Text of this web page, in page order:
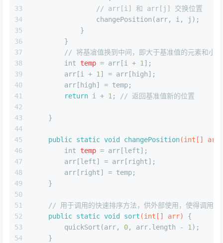
33
34
35
36
37
38
39
40
41
42
43
44
45
46
47
48
49
50
51
52
53
54
// arr[i] 和 arr[j] 交换位置
                changePosition(arr, i, j);
            }
        }
// 将基凔值换到中间，即大于基准值的元素和小
int
temp = arr[i + 1 ];
        arr[i +
1 ] = arr[high];
        arr[high] = temp;
return i + 1 ; // 返回基准值新的位置
    }
public static void changePosition(int []
int
temp = arr[left];
        arr[left] = arr[right];
        arr[right] = temp;
    }
// 用于调用的快速排序方法，供外部使用，使得调用者
public static void sort (int [] arr)
{
        quickSort(arr,
0, arr.length - 1 );
    }